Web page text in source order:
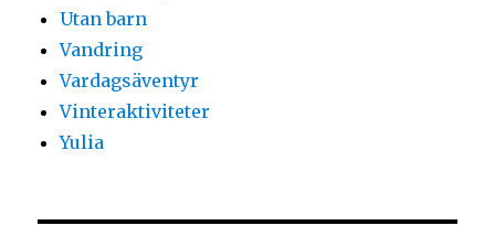
Utan barn
Vandring
Vardagsäventyr
Vinteraktiviteter
Yulia